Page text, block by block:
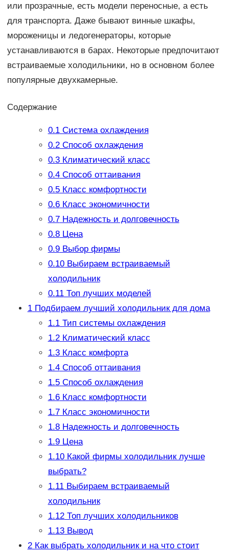
или прозрачные, есть модели переносные, а есть
для транспорта. Даже бывают винные шкафы,
мороженицы и ледогенераторы, которые
устанавливаются в барах. Некоторые предпочитают
встраиваемые холодильники, но в основном более
популярные двухкамерные.
Содержание
0.1Система охлаждения
0.2Способ охлаждения
0.3Климатический класс
0.4Способ оттаивания
0.5Класс комфортности
0.6Класс экономичности
0.7Надежность и долговечность
0.8Цена
0.9Выбор фирмы
0.10Выбираем встраиваемый
холодильник
0.11Топ лучших моделей
1Подбираем лучший холодильник для дома
1.1Тип системы охлаждения
1.2Климатический класс
1.3Класс комфорта
1.4Способ оттаивания
1.5Способ охлаждения
1.6Класс комфортности
1.7Класс экономичности
1.8Надежность и долговечность
1.9Цена
1.10Какой фирмы холодильник лучше
выбрать?
1.11Выбираем встраиваемый
холодильник
1.12Топ лучших холодильников
1.13Вывод
2Как выбрать холодильник и на что стоит